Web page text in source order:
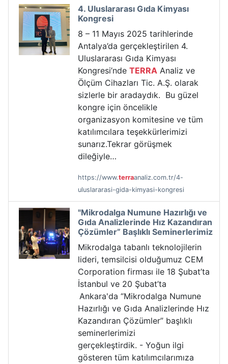
4. Uluslararası Gıda Kimyası
Kongresi
8 – 11 Mayıs 2025 tarihlerinde
Antalya’da gerçekleştirilen 4.
Uluslararası Gıda Kimyası
Kongresi’nde TERRA Analiz ve
Ölçüm Cihazları Tic. A.Ş. olarak
sizlerle bir aradaydık. Bu güzel
kongre için öncelikle
organizasyon komitesine ve tüm
katılımcılara teşekkürlerimizi
sunarız.Tekrar görüşmek
dileğiyle…
https://www.terraanaliz.com.tr/4-
uluslararasi-gida-kimyasi-kongresi
"Mikrodalga Numune Hazırlığı ve
Gıda Analizlerinde Hız Kazandıran
Çözümler” Başlıklı Seminerlerimiz
Mikrodalga tabanlı teknolojilerin
lideri, temsilcisi olduğumuz CEM
Corporation firması ile 18 Şubat’ta
İstanbul ve 20 Şubat’ta
Ankara'da “Mikrodalga Numune
Hazırlığı ve Gıda Analizlerinde Hız
Kazandıran Çözümler” başlıklı
seminerlerimizi
gerçekleştirdik. - Yoğun ilgi
gösteren tüm katılımcılarımıza